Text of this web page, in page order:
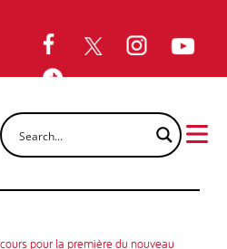
pour la première du nouveau